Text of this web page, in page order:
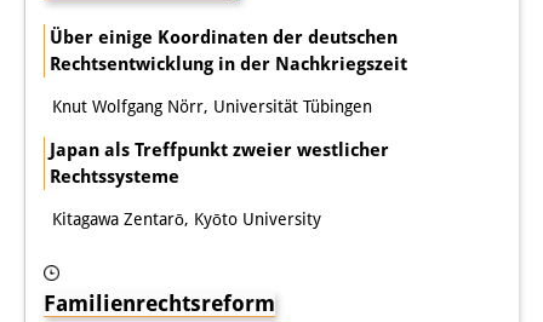
Über einige Koordinaten der deutschen
Rechtsentwicklung in der Nachkriegszeit
Knut Wolfgang Nörr, Universität Tübingen
Japan als Treffpunkt zweier westlicher
Rechtssysteme
Kitagawa Zentarō, Kyōto University
Familienrechtsreform